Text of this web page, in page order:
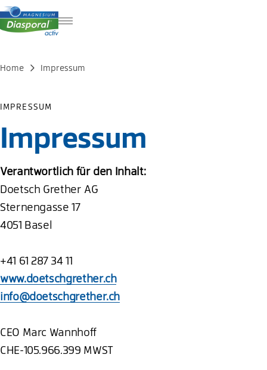
IT
Home Impressum
IMPRESSUM
Impressum
Verantwortlich für den Inhalt:
Doetsch Grether AG
Sternengasse 17
4051 Basel
+41 61 287 34 11
www.doetschgrether.ch
info@doetschgrether.ch
CEO Marc Wannhoff
CHE-105.966.399 MWST